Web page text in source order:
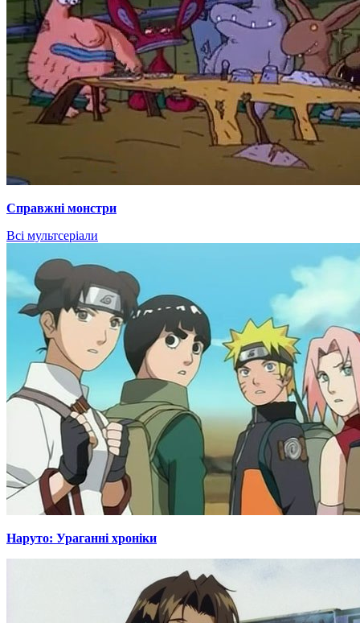
Справжні монстри
Всі мультсеріали
Наруто: Ураганні хроніки